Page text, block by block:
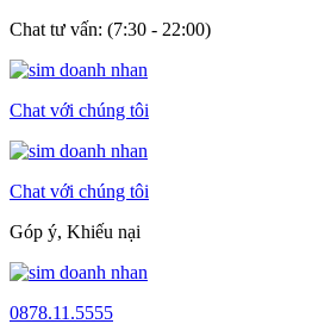
Chat tư vấn: (7:30 - 22:00)
Chat với chúng tôi
Chat với chúng tôi
Góp ý, Khiếu nại
0878.11.5555